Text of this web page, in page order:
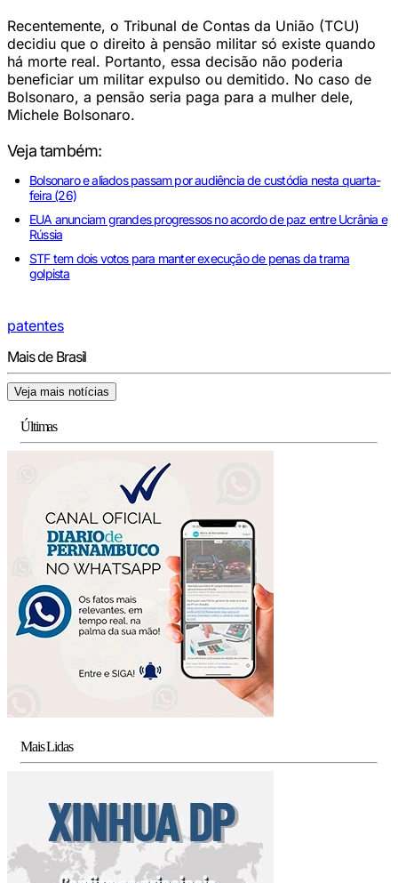
Recentemente, o Tribunal de Contas da União (TCU)
decidiu que o direito à pensão militar só existe quando
há morte real. Portanto, essa decisão não poderia
beneficiar um militar expulso ou demitido. No caso de
Bolsonaro, a pensão seria paga para a mulher dele,
Michele Bolsonaro.
Veja também:
Bolsonaro e aliados passam por audiência de custódia nesta quarta-
feira (26)
EUA anunciam grandes progressos no acordo de paz entre Ucrânia e
Rússia
STF tem dois votos para manter execução de penas da trama
golpista
patentes
Mais de Brasil
Veja mais notícias
Últimas
Mais Lidas